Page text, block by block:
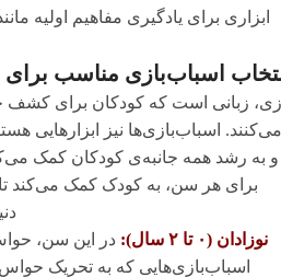
ابزاری برای یادگیری مفاهیم اولیه
اسباب‌بازی مناسب
زبانی است که کودکان برای کشف
می‌کنند. اسباب‌بازی‌ها نیز ابزارهایی
و به رشد همه جانبه‌ی کودکان کمک
برای هر سن، به کودک کمک می‌کند
نوزادان (۰ تا ۲ سال):
در این سن،
اسباب‌بازی‌هایی که به تحریک